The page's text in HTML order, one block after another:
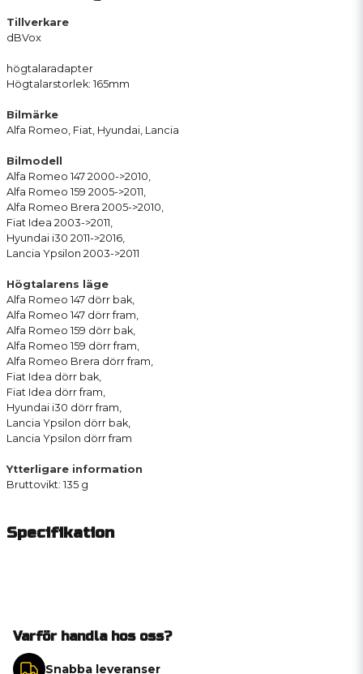
Tillverkare
dBVox
högtalaradapter
Högtalarstorlek: 165mm
Bilmärke
Alfa Romeo, Fiat, Hyundai, Lancia
Bilmodell
Alfa Romeo 147 2000->2010,
Alfa Romeo 159 2005->2011,
Alfa Romeo Brera 2005->2010,
Fiat Idea 2003->2011,
Hyundai i30 2011->2016,
Lancia Ypsilon 2003->2011
Högtalarens läge
Alfa Romeo 147 dörr bak,
Alfa Romeo 147 dörr fram,
Alfa Romeo 159 dörr bak,
Alfa Romeo 159 dörr fram,
Alfa Romeo Brera dörr fram,
Fiat Idea dörr bak,
Fiat Idea dörr fram,
Hyundai i30 dörr fram,
Lancia Ypsilon dörr bak,
Lancia Ypsilon dörr fram
Ytterligare information
Bruttovikt: 135 g
Specifikation
Varför handla hos oss?
Snabba leveranser